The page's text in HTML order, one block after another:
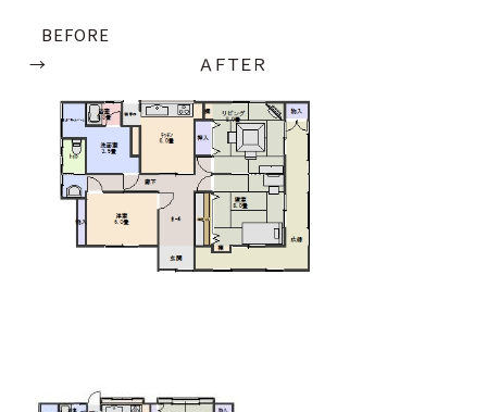
BEFORE
→ ＡＦＴＥＲ